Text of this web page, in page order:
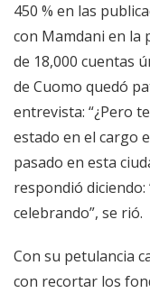
450 % en las
con Mamdani en la
de 18,000 cuentas
de Cuomo quedó
entrevista: “¿Pero
estado en el cargo
pasado en esta
respondió diciendo:
celebrando”, se rió.
Con su petulancia
con recortar los